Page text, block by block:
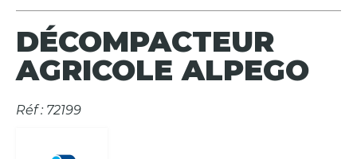
DÉCOMPACTEUR
AGRICOLE ALPEGO
Réf : 72199